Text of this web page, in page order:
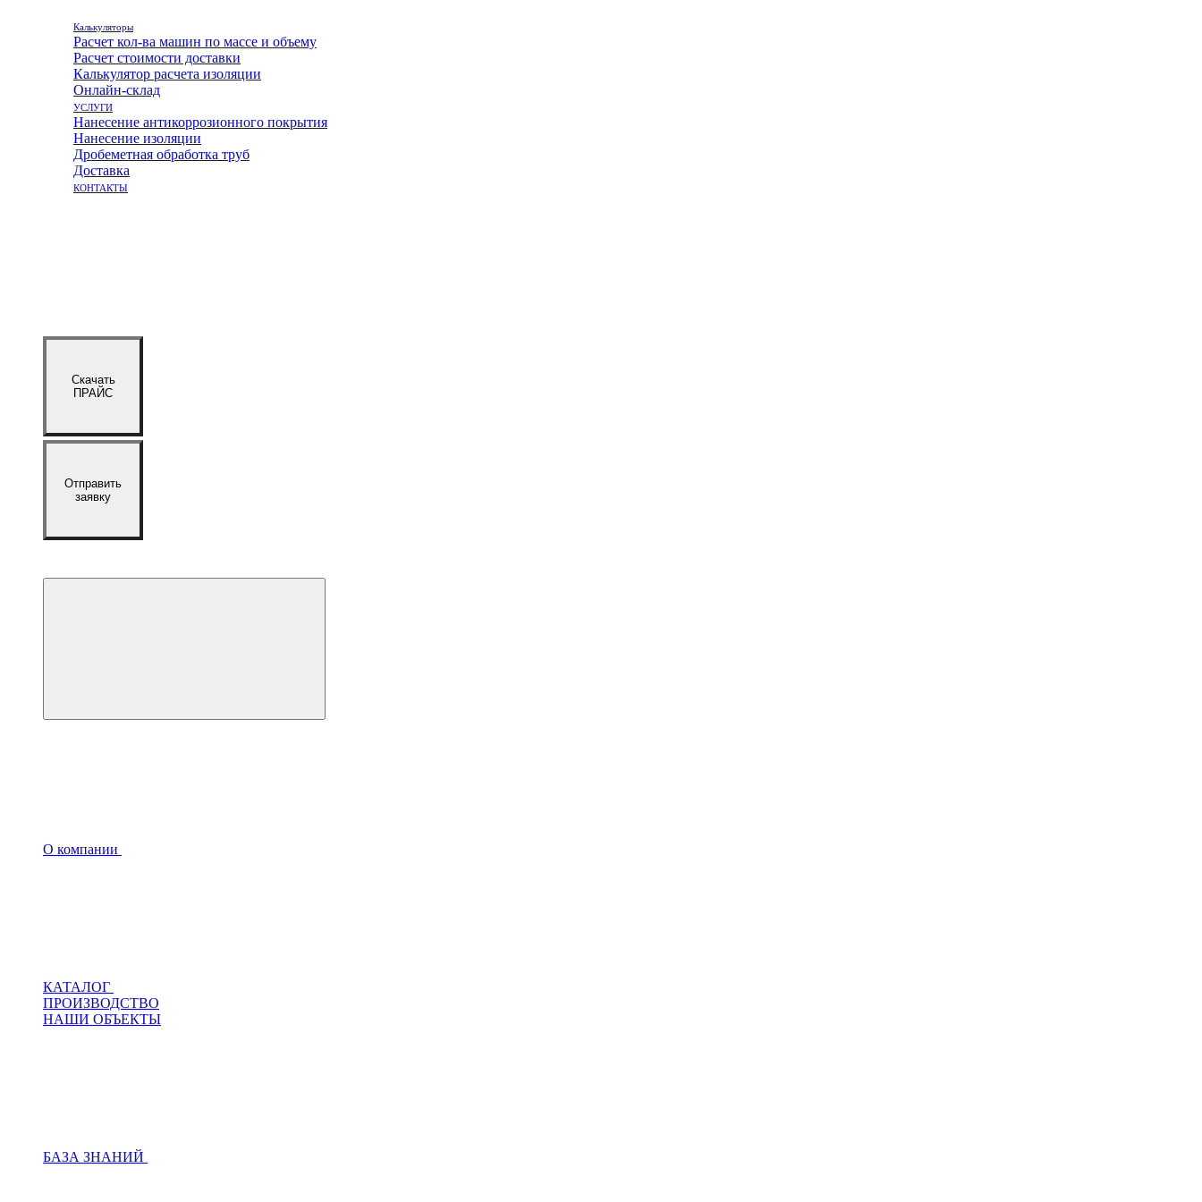
Калькуляторы
Расчет кол-ва машин по массе и объему
Расчет стоимости доставки
Калькулятор расчета изоляции
Онлайн-склад
УСЛУГИ
Нанесение антикоррозионного покрытия
Нанесение изоляции
Дробеметная обработка труб
Доставка
КОНТАКТЫ
Скачать
ПРАЙС
Отправить
заявку
О компании
КАТАЛОГ
ПРОИЗВОДСТВО
НАШИ ОБЪЕКТЫ
БАЗА ЗНАНИЙ